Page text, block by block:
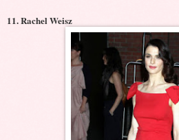
11. Rachel Weisz